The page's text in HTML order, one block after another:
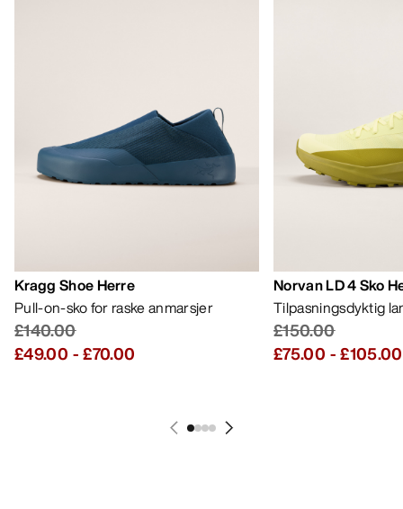
Kragg Shoe Herre
Pull-on-sko for raske anmarsjer
£140.00
£49.00 -£70.00
Norvan LD 4 Sko
Tilpasningsdyktig
£150.00
£75.00 -£105.00